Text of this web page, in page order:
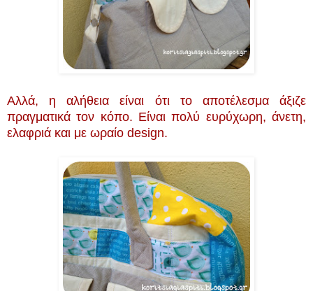
Αλλά, η αλήθεια είναι ότι το αποτέλεσμα άξιζε
πραγματικά τον κόπο. Είναι πολύ ευρύχωρη, άνετη,
ελαφριά και με ωραίο design.